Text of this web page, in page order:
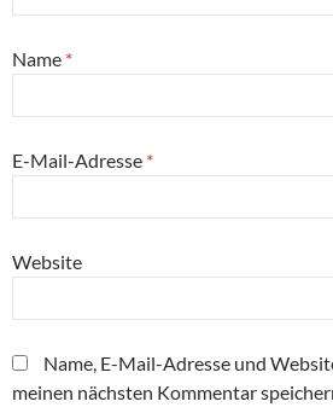
Name *
E-Mail-Adresse *
Website
Name, E-Mail-Adresse und
meinen nächsten Kommentar